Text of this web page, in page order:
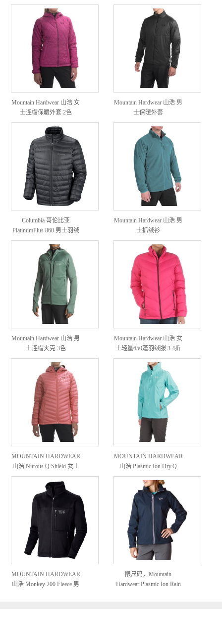
款保暖外套
蓬轻量羽绒服
Mountain Hardwear 山浩 女
士连帽保暖外套 2色
Mountain Hardwear 山浩 男
士保暖外套
Columbia 哥伦比亚
PlatinumPlus 860 男士羽绒
服
Mountain Hardwear 山浩 男
士抓绒衫
Mountain Hardwear 山浩 男
士连帽夹克 3色
Mountain Hardwear 山浩 女
士轻量650蓬羽绒服 3.4折
MOUNTAIN HARDWEAR
山浩 Nitrous Q.Shield 女士
羽绒服
MOUNTAIN HARDWEAR
山浩 Plasmic Ion Dry.Q
Evap 女士防风夹克
MOUNTAIN HARDWEAR
山浩 Monkey 200 Fleece 男
限尺码，Mountain
Hardwear Plasmic Ion Rain